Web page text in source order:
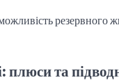
резервного
та